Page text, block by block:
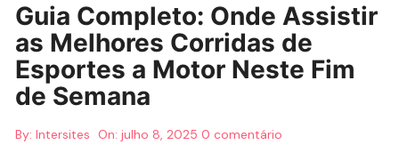
Guia Completo: Onde Assistir
as Melhores Corridas de
Esportes a Motor Neste Fim
de Semana
By: Intersites On:julho 8, 2025 0 comentário